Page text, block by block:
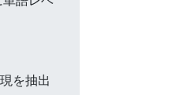
を抽出